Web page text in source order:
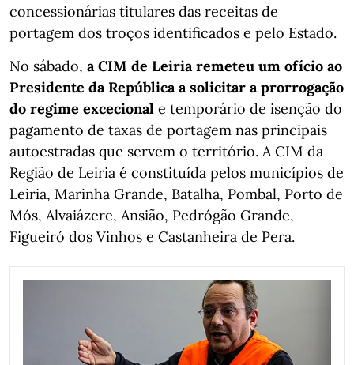
concessionárias titulares das receitas de
portagem dos troços identificados e pelo Estado.
No sábado, a CIM de Leiria remeteu um ofício ao
Presidente da República a solicitar a prorrogação
do regime excecional e temporário de isenção do
pagamento de taxas de portagem nas principais
autoestradas que servem o território. A CIM da
Região de Leiria é constituída pelos municípios de
Leiria, Marinha Grande, Batalha, Pombal, Porto de
Mós, Alvaiázere, Ansião, Pedrógão Grande,
Figueiró dos Vinhos e Castanheira de Pera.